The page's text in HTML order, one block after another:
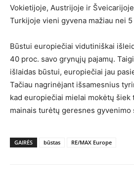
Vokietijoje, Austrijoje ir
Turkijoje vieni gyvena mažiau nei
Būstui europiečiai vidutiniškai
40 proc. savo grynųjų pajamų.
išlaidas būstui, europiečiai jau
Tačiau nagrinėjant išsamesnius
kad europiečiai mielai mokėtų šiek
mainais turėtų geresnes gyvenimo
GAIRĖS būstas RE/MAX Europe